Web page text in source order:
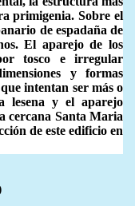
primigenia. Sobre el
de espadaña de
El aparejo de los
tosco e irregular
y formas
intentan ser más o
lesena y el aparejo
cercana Santa Maria
de este edificio en